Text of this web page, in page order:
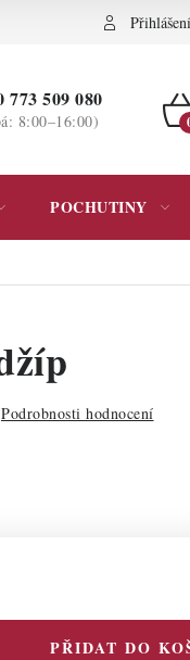
osobních údajů Přihlášení
773 509 080
8:00–16:00)
POCHUTINY
Podrobnosti hodnocení
PŘIDAT DO